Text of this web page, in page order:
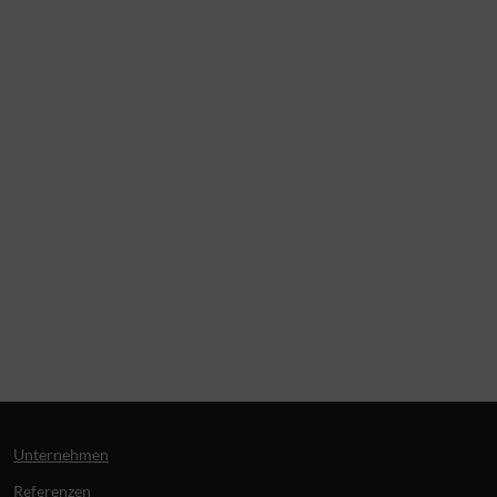
Unternehmen
Referenzen